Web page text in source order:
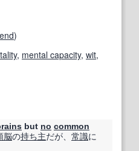
)
, mental capacity, wit,
but no common
脳の持ち主だが、 常識に